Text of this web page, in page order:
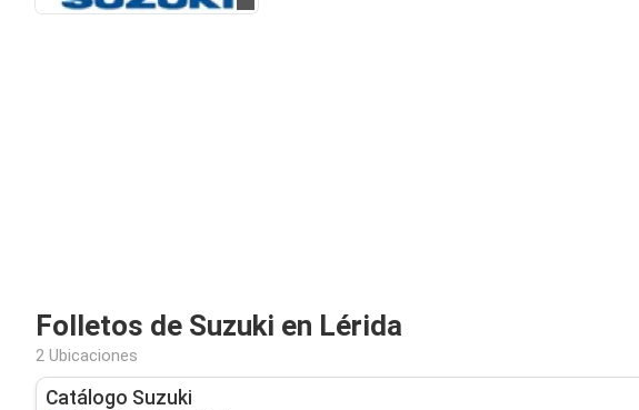
Folletos de Suzuki en Lérida
2 Ubicaciones
Catálogo Suzuki